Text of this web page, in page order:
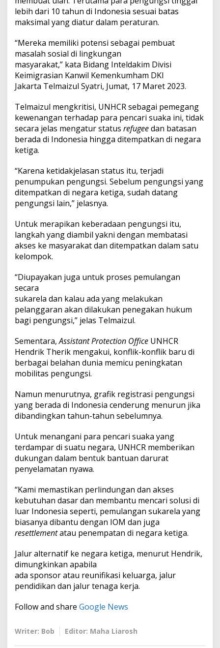
J
i
a
s
y
l
m
e
e
k
B
e
r
p
o
t
n
s
i
b
a
t
U
h
lebih dari 10 tahun di Indonesia sesuai batas
maksimal yang diatur dalam peraturan.
“Mereka memiliki potensi sebagai pembuat
masalah sosial di lingkungan
masyarakat,” kata Bidang Inteldakim Divisi
Keimigrasian Kanwil Kemenkumham DKI
Jakarta Telmaizul Syatri, Jumat, 17 Maret 2023.
Telmaizul mengkritisi, UNHCR sebagai pemegang
kewenangan terhadap para pencari suaka ini, tidak
secara jelas mengatur status refugeedan batasan
berada di Indonesia hingga ditempatkan di negara
ketiga.
“Karena ketidakjelasan status itu, terjadi
penumpukan pengungsi. Sebelum pengungsi yang
ditempatkan di negara ketiga, sudah datang
pengungsi lain,” jelasnya.
Untuk merapikan keberadaan pengungsi itu,
langkah yang diambil yakni dengan membatasi
akses ke masyarakat dan ditempatkan dalam satu
kelompok.
“Diupayakan juga untuk proses pemulangan
secara
sukarela dan kalau ada yang melakukan
pelanggaran akan dilakukan penegakan hukum
bagi pengungsi,” jelas Telmaizul.
Sementara,Assistant Protection Office UNHCR
Hendrik Therik mengakui, konflik-konflik baru di
berbagai belahan dunia memicu peningkatan
mobilitas pengungsi.
Namun menurutnya, grafik registrasi pengungsi
yang berada di Indonesia cenderung menurun jika
dibandingkan tahun-tahun sebelumnya.
Untuk menangani para pencari suaka yang
terdampar di suatu negara, UNHCR memberikan
dukungan dalam bentuk bantuan darurat
penyelamatan nyawa.
“Kami memastikan perlindungan dan akses
kebutuhan dasar dan membantu mencari solusi di
luar Indonesia seperti, pemulangan sukarela yang
biasanya dibantu dengan IOM dan juga
resettlementatau penempatan di negara ketiga.
Jalur alternatif ke negara ketiga, menurut Hendrik,
dimungkinkan apabila
ada sponsor atau reunifikasi keluarga, jalur
pendidikan dan jalur tenaga kerja.
Follow and share Google News
Writer: Bob Editor: Maha Liarosh